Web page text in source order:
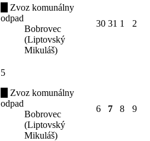
Zvoz komunálny
odpad
Bobrovec
(Liptovský
Mikuláš)
30 31 1 2
5
Zvoz komunálny
odpad
Bobrovec
(Liptovský
Mikuláš)
6 7 8 9